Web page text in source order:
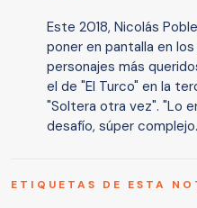
Este 2018, Nicolás
poner en pantalla en
personajes más
el de "El Turco" en la
"Soltera otra vez". "Lo
desafío, súper complejo.
ETIQUETAS DE ESTA